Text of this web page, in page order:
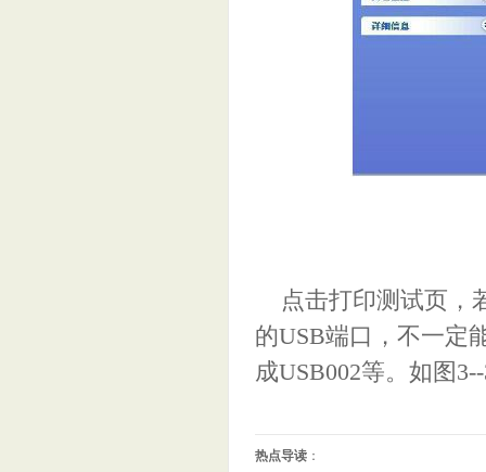
点击打印测试页，
的USB端口，不一定
成USB002等。如图
热点导读 ：